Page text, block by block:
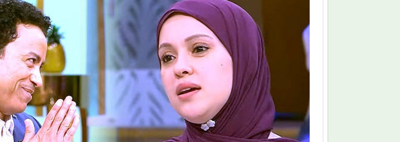
الذي سيقود افتتاح (مهرجان
حين ماتت الحكاية.. الفن المصري يفقد قدرته على
صناعة الهوية الوطنية (1)
محمود
والأبناء